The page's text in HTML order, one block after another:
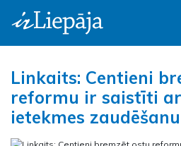
Linkaits: Centieni
reformu ir saistīti
ietekmes zaudēšanu